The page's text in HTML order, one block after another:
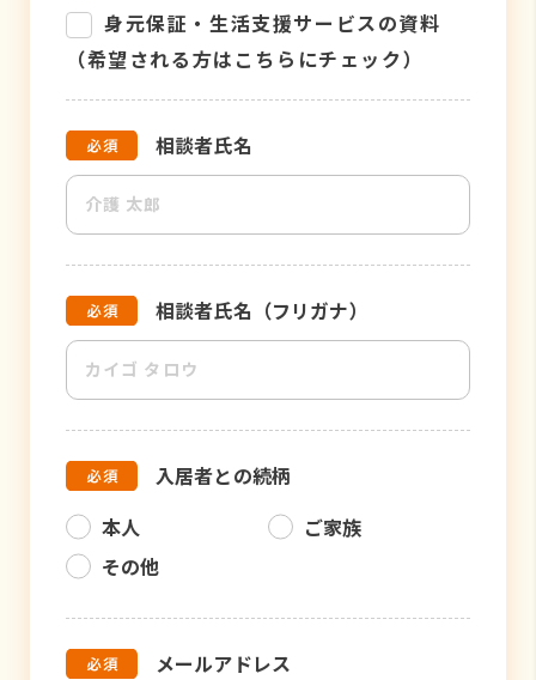
身元保証・生活支援サービスの資料
（希望される方はこちらにチェック）
相談者氏名
相談者氏名（フリガナ）
入居者との続柄
本人
ご家族
その他
メールアドレス